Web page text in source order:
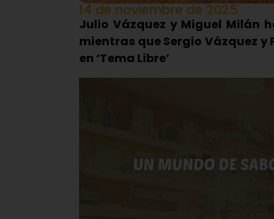
14 de noviembre de 2025
Julio Vázquez y Miguel Milán
mientras que Sergio Vázquez
en ‘Tema Libre’